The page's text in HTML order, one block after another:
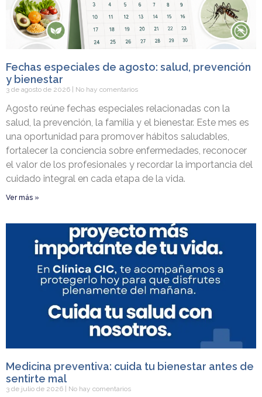
Fechas especiales de agosto: salud, prevención
y bienestar
3 de agosto de 2026 No hay comentarios
Agosto reúne fechas especiales relacionadas con la
salud, la prevención, la familia y el bienestar. Este mes es
una oportunidad para promover hábitos saludables,
fortalecer la conciencia sobre enfermedades, reconocer
el valor de los profesionales y recordar la importancia del
cuidado integral en cada etapa de la vida.
Ver más »
Medicina preventiva: cuida tu bienestar antes de
sentirte mal
3 de julio de 2026 No hay comentarios